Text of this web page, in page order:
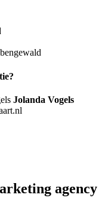
Jolanda Vogels
agency